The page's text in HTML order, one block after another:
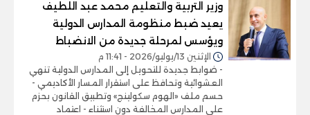
وزير التربية والتعليم محمد عبد اللطيف
يعيد ضبط منظومة المدارس الدولية
ويؤسس لمرحلة جديدة من الانضباط
الإثنين 13/يوليو/2026 - 11:41 م
- ضوابط جديدة للتحويل إلى المدارس الدولية تنهي
العشوائية وتحافظ على استقرار المسار الأكاديمي -
حسم ملف «الهوم سكولينج» وتطبيق القانون بحزم
على المدارس المخالفة دون استثناء - اعتماد